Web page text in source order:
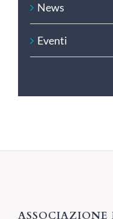
News
Eventi